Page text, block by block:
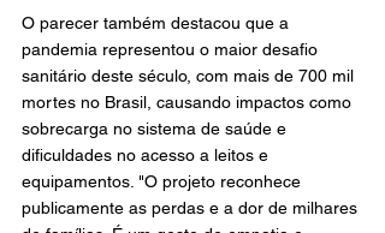
O parecer também destacou que a
pandemia representou o maior desafio
sanitário deste século, com mais de 700 mil
mortes no Brasil, causando impactos como
sobrecarga no sistema de saúde e
dificuldades no acesso a leitos e
equipamentos. "O projeto reconhece
publicamente as perdas e a dor de milhares